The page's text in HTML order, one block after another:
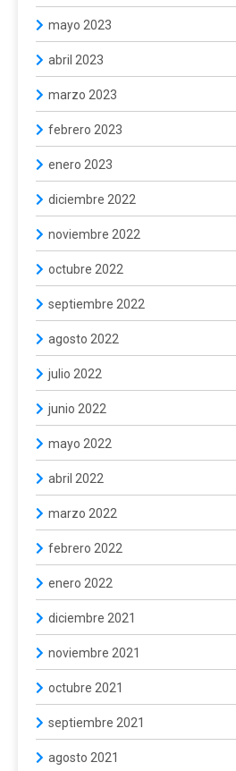
mayo 2023
abril 2023
marzo 2023
febrero 2023
enero 2023
diciembre 2022
noviembre 2022
octubre 2022
septiembre 2022
agosto 2022
julio 2022
junio 2022
mayo 2022
abril 2022
marzo 2022
febrero 2022
enero 2022
diciembre 2021
noviembre 2021
octubre 2021
septiembre 2021
agosto 2021